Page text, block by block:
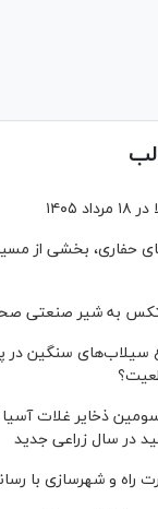
حفاری، بخشی از مسیر
به شیر صنعتی
سیلاب‌های سنگین در
سومین ذخایر غلات
راه و شهرسازی با